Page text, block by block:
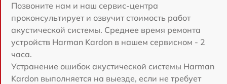
Позвоните нам и наш сервис-центра
проконсультирует и озвучит стоимость работ
акустической системы. Среднее время ремонта
устройств Harman Kardon в нашем сервисном - 2
часа.
Устранение ошибок акустической системы Harman
Kardon выполняется на выезде, если не требует